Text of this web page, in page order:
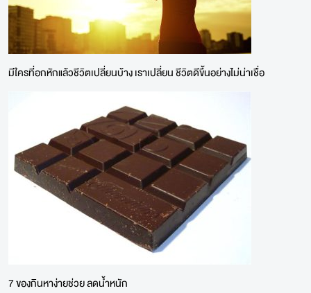
มีใครที่อกหักแล้วชีวิตเปลี่ยนบ้าง เราเปลี่ยน ชีวิตดีขึ้นอย่างไม่น่าเชื่อ
7 ของกินหาง่ายช่วย ลดน้ำหนัก